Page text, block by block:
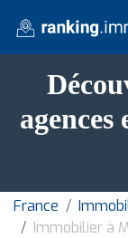
France
Immobilier à